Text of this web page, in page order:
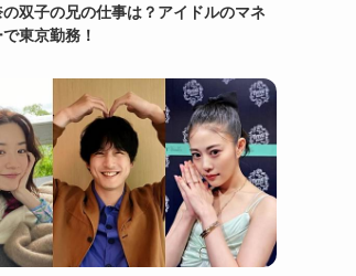
双子の兄の仕事は？アイドルのマネ
東京勤務！